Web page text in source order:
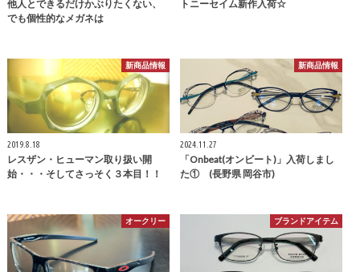
他人とできるだけかぶりたくない、
でも個性的なメガネは
トニーセイム新作入荷☆
新商品情報
2019.8.18
レスザン・ヒューマン取り扱い開
始・・・そしてさっそく３本目！！
新商品情報
2024.11.27
「Onbeat(オンビート)」入荷しまし
た① (長野県 岡谷市)
オークリー ブランドアイテム